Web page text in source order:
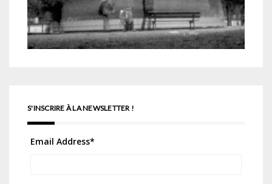
S'INSCRIRE À LA NEWSLETTER !
Email Address*